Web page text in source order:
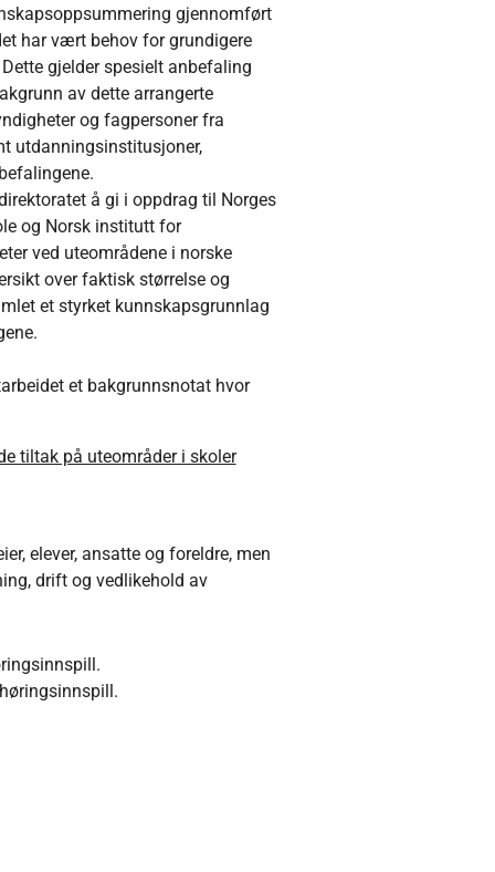
gjennomført
har vært behov for grundigere
gjelder spesielt anbefaling
av dette arrangerte
og fagpersoner fra
utdanningsinstitusjoner,
å gi i oppdrag til Norges
og Norsk institutt for
ved uteområdene i norske
over faktisk størrelse og
et styrket kunnskapsgrunnlag
et bakgrunnsnotat hvor
tiltak på uteområder i skoler
elever, ansatte og foreldre, men
drift og vedlikehold av